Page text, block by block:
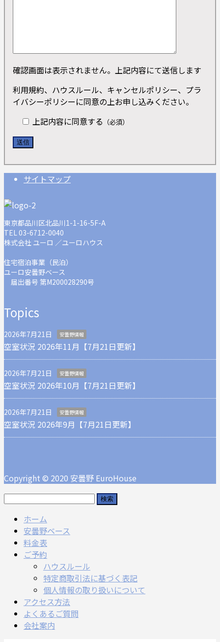
確認画面は表示されません。上記内容にて送信します
利用規約、ハウスルール、キャンセルポリシー、プラ
イバシーポリシーに同意の上お申し込みください。
上記内容に同意する （必須）
サイトマップ
東京都品川区北品川1-1-16-5F-A
TEL 03-6712-0040
株式会社 ユーロ ／ユーロハウス
住宅宿泊事業（民泊）
ユーロ安曇野ベース
届出番号 第M200028290号
Topics
2026年7月21日 安曇野情報
空室状況 2026年11月【7月21日更新】
2026年7月21日 安曇野情報
空室状況 2026年10月【7月21日更新】
2026年7月21日 安曇野情報
空室状況 2026年9月【7月21日更新】
Copyright © 2020 安曇野 EuroHouse
検
ホーム
安曇野ベース
料金表
ご予約
ハウスルール
特定商取引法に基づく表記
個人情報の取り扱いについて
アクセス方法
よくあるご質問
会社案内